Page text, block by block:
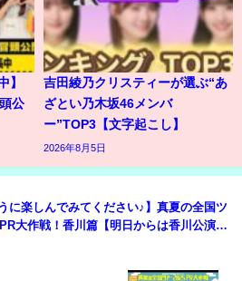
】
公
吉田綾乃クリスティーが選ぶ“あ
ざとい乃木坂46メンバ
ー”TOP3【文字起こし】
2026年8月5日
に楽しんでみてください♪】真夏の全国ツ
大作戦！香川篇【明日からは香川公演